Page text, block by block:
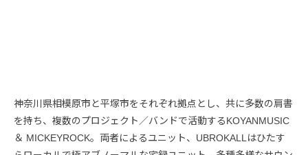
神奈川県相模原市と平塚市をそれぞれ拠点とし、共に多数の肩書
を持ち、複数のプロジェクト／バンドで活動するKOYANMUSIC
＆ MICKEYROCK。両者によるユニット、UBROKALLはひたす